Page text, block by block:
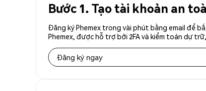
Bước 1. Tạo tài khoản an
Đăng ký Phemex trong vài phút bằng email để
Phemex, được hỗ trợ bởi 2FA và kiểm toán dự
Đăng ký ngay